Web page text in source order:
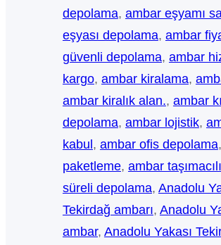
depolama, ambar eşyamı
eşyası depolama, ambar
güvenli depolama, ambar
kargo, ambar kiralama,
ambar kiralık alan., ambar
depolama, ambar lojistik,
kabul , ambar ofis depolama,
paketleme, ambar
süreli depolama, Anadolu
Tekirdağ ambarı, Anadolu
ambar, Anadolu Yakası